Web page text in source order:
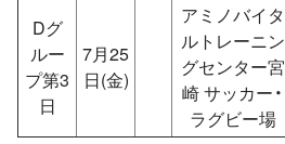
Dグ
ルー
プ第3
日
7月25
日(金)
アミノバイタ
ルトレーニン
グセンター宮
崎 サッカー・
ラグビー場